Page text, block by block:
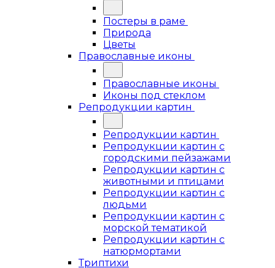
Постеры в раме
Природа
Цветы
Православные иконы
Православные иконы
Иконы под стеклом
Репродукции картин
Репродукции картин
Репродукции картин с
городскими пейзажами
Репродукции картин с
животными и птицами
Репродукции картин с
людьми
Репродукции картин с
морской тематикой
Репродукции картин с
натюрмортами
Триптихи